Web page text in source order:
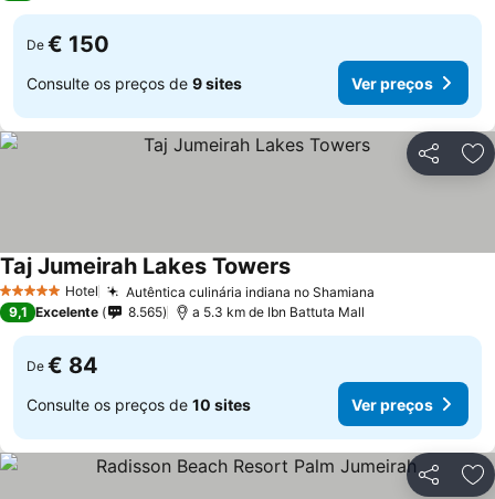
De € 150
Consulte os preços de 9 sites Ver preços
Partilhar
5 Estrelas Hotel Autêntica culinária indiana no Shamiana
Taj Jumeirah Lakes Towers
9,1 Excelente 8.565 a 5.3 km de Ibn Battuta Mall
De € 84
Consulte os preços de 10 sites Ver preços
Partilhar